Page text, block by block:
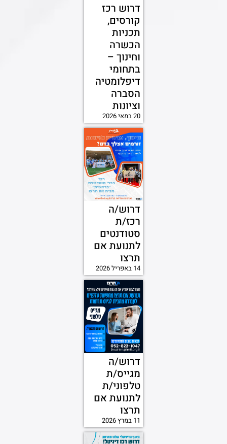
דרוש רכז
קורסים,
תכניות
הכשרה
וחינוך –
בתחומי
דיפלומטיה
הסברה
וציונות
20 במאי 2026
דרוש/ה
רכז/ת
סטודנטים
לתנועת אם
תרצו
14 באפריל 2026
דרוש/ה
מגייס/ת
טלפוני/ת
לתנועת אם
תרצו
11 במרץ 2026